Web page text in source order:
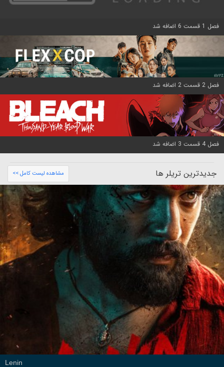
فصل 1 قسمت 6 اضافه شد
فصل 2 قسمت 2 اضافه شد
فصل 4 قسمت 3 اضافه شد
جدیدترین تریلر ها مشاهده لیست کامل >>
Lenin